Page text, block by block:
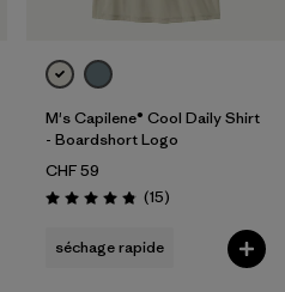
M's Capilene® Cool Daily Shirt
- Boardshort Logo
CHF 59
Évaluation: 4.8 / 5
(15Avis
)
séchage rapide